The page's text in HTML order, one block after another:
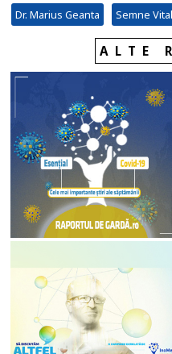
Dr. Marius Geanta Semne
ALTE